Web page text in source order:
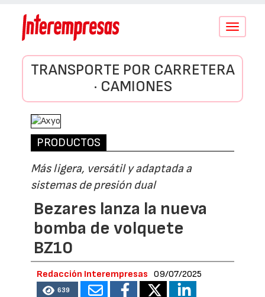
Conmutar
TRANSPORTE POR CARRETERA
· CAMIONES
PRODUCTOS
Más ligera, versátil y adaptada a
sistemas de presión dual
Bezares lanza la nueva
bomba de volquete
BZ10
Redacción Interempresas 09/07/2025
639